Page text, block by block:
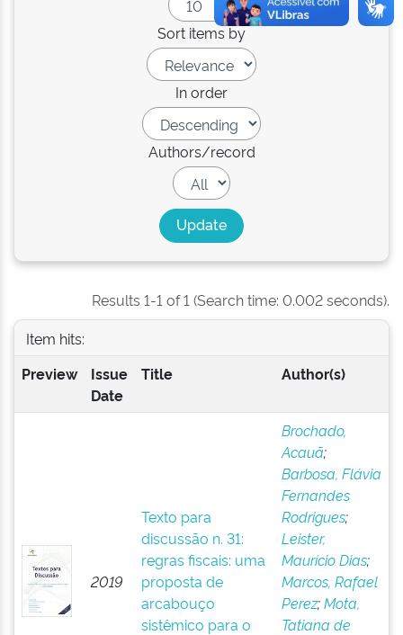
Sort items by
In order
Authors/record
Results 1-1 of 1 (Search time: 0.002 seconds).
Item hits:
Preview
Issue
Date
Title Author(s)
2019
Texto para
discussão n. 31:
regras fiscais: uma
proposta de
arcabouço
sistêmico para o
Brochado,
Acauã;
Barbosa, Flávia
Fernandes
Rodrigues;
Leister,
Maurício Dias;
Marcos, Rafael
Perez;Mota,
Tatiana de